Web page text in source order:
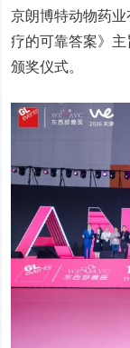
京朗博特动物药
疗的可靠答案》主
颁奖仪式。